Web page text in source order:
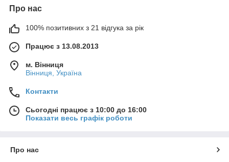
Про нас
100% позитивних з 21 відгука за рік
Працює з 13.08.2013
м. Вінниця
Вінниця, Україна
Контакти
Сьогодні працює з 10:00 до 16:00
Показати весь графік роботи
Про нас